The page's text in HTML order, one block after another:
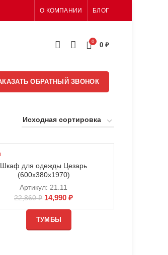
О КОМПАНИИ БЛОГ
0 0 ₽
ОБРАТНЫЙ ЗВОНОК
Шкаф для одежды Цезарь
(600х380х1970)
Артикул: 21.11
22,860₽ 14,990₽
ТУМБЫ